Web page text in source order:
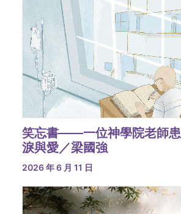
笑忘書——一位神學院老師
淚與愛／梁國強
2026 年 6 月 11 日